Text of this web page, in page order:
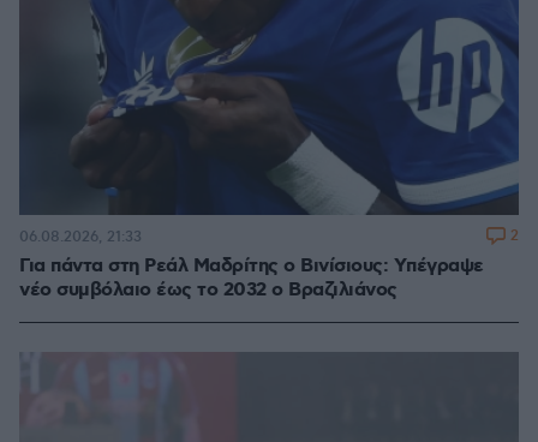
Για πάντα στη Ρεάλ Μαδρίτης ο Βινίσιους: Yπέγραψε
νέο συμβόλαιο έως το 2032 ο Βραζιλιάνος
06.08.2026, 21:33 2